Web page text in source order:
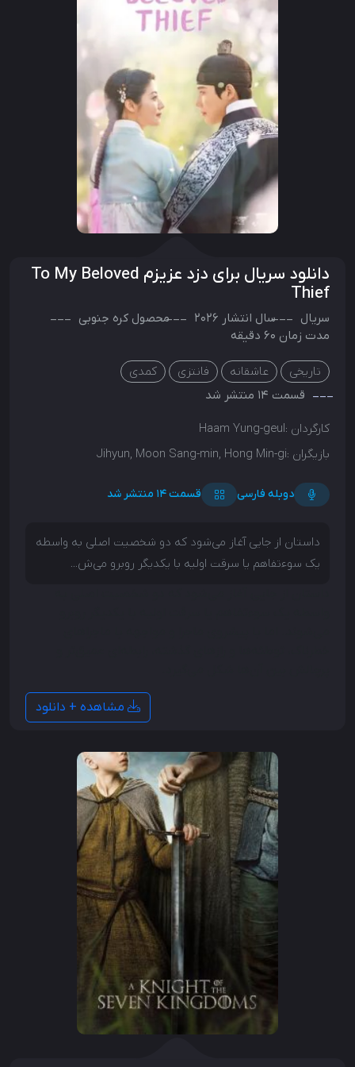
دانلود سریال برای دزد عزیزم To My Beloved
Thief
سریال سال انتشار 2026 محصول کره جنوبی
مدت زمان 60 دقیقه
تاریخی عاشقانه فانتزی
کمدی
قسمت 14 منتشر شد
کارگردان :Haam Yung-geul
بازیگران :Jihyun, Moon Sang-min, Hong Min-gi
دوبله فارسی قسمت 14 منتشر شد
داستان از جایی آغاز می‌شود که دو شخصیت اصلی به واسطه
یک سوءتفاهم یا سرقت اولیه با یکدیگر روبرو می‌ش...
مشاهده + دانلود